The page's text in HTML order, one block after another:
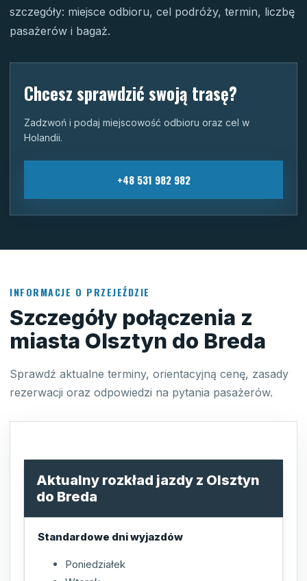
szczegóły: miejsce odbioru, cel podróży, termin, liczbę
pasażerów i bagaż.
Chcesz sprawdzić swoją trasę?
Zadzwoń i podaj miejscowość odbioru oraz cel w
Holandii.
+48 531 982 982
INFORMACJE O PRZEJEŹDZIE
Szczegóły połączenia z
miasta Olsztyn do Breda
Sprawdź aktualne terminy, orientacyjną cenę, zasady
rezerwacji oraz odpowiedzi na pytania pasażerów.
Aktualny rozkład jazdy z Olsztyn
do Breda
Standardowe dni wyjazdów
Poniedziałek